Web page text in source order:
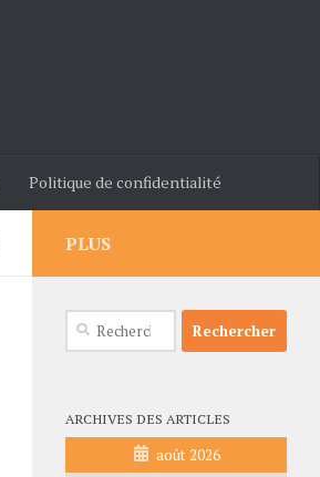
Politique de confidentialité
PLUS
Rechercher :
ARCHIVES DES ARTICLES
août 2026